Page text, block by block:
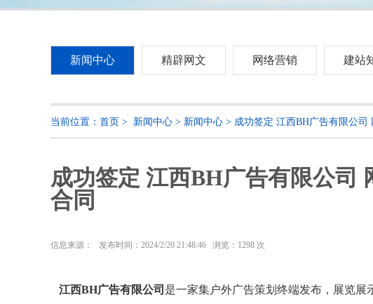
新闻中心 精辟网文 网络营销 建站
当前位置： 首页 > 新闻中心 > 新闻中心 > 成功签定 江西BH广告有限公司
成功签定 江西BH广告有限公司
合同
信息来源： 发布时间：2024/2/20 21:48:46 浏览： 1298 次
江西BH广告有限公司 是一家集户外广告策划终端发布，展览展